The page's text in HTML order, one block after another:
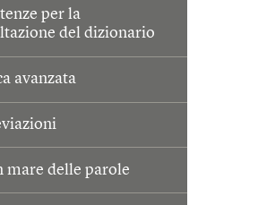
per la
del dizionario
avanzata
mare delle parole